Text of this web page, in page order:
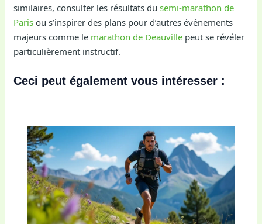
similaires, consulter les résultats dusemi-marathon de
Paris ou s’inspirer des plans pour d’autres événements
majeurs comme le marathon de Deauville peut se révéler
particulièrement instructif.
Ceci peut également vous intéresser :